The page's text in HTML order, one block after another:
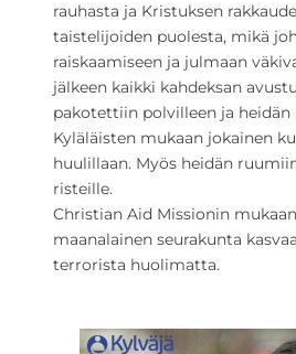
rauhasta ja Kristuksen
taistelijoiden puolesta, mikä
raiskaamiseen ja julmaan
jälkeen kaikki kahdeksan
pakotettiin polvilleen ja heidän
Kyläläisten mukaan jokainen
huulillaan. Myös heidän
risteille.
Christian Aid Missionin
maanalainen seurakunta
terrorista huolimatta.